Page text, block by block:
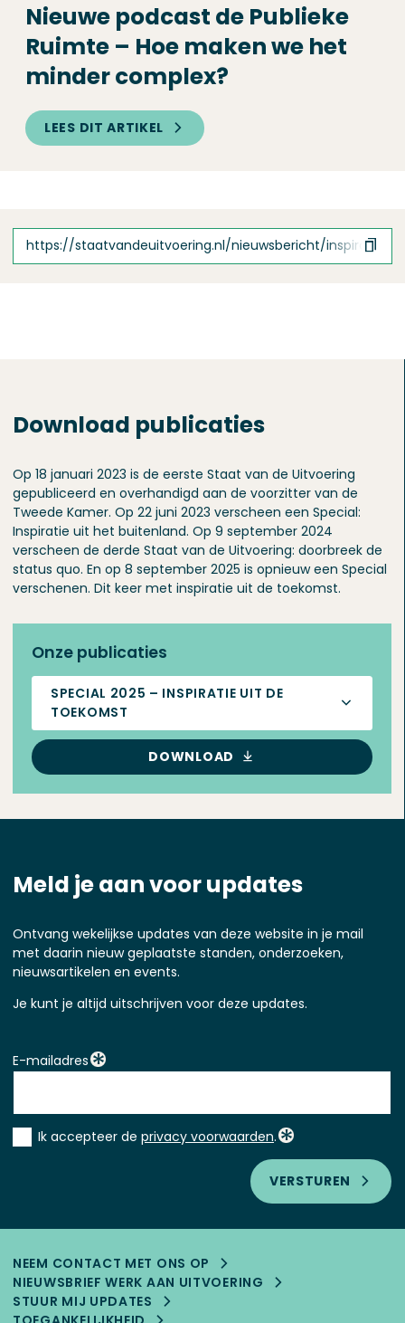
Nieuwe podcast de Publieke
Ruimte – Hoe maken we het
minder complex?
LEES DIT ARTIKEL
https://staatvandeuitvoering.nl/nieuwsbericht/
Download publicaties
Op 18 januari 2023 is de eerste Staat van de Uitvoering
gepubliceerd en overhandigd aan de voorzitter van de
Tweede Kamer. Op 22 juni 2023 verscheen een Special:
Inspiratie uit het buitenland. Op 9 september 2024
verscheen de derde Staat van de Uitvoering: doorbreek de
status quo. En op 8 september 2025 is opnieuw een Special
verschenen. Dit keer met inspiratie uit de toekomst.
Onze publicaties
SPECIAL 2025 – INSPIRATIE UIT DE
TOEKOMST
DOWNLOAD
Meld je aan voor updates
Ontvang wekelijkse updates van deze website in je mail
met daarin nieuw geplaatste standen, onderzoeken,
nieuwsartikelen en events.
Je kunt je altijd uitschrijven voor deze updates.
E-mailadres
Instemming
Ik accepteer de privacy voorwaarden.
VERSTUREN
NEEM CONTACT MET ONS OP
NIEUWSBRIEF WERK AAN UITVOERING
STUUR MIJ UPDATES